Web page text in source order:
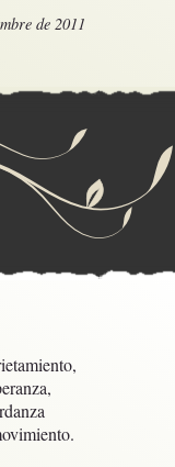
de 2011